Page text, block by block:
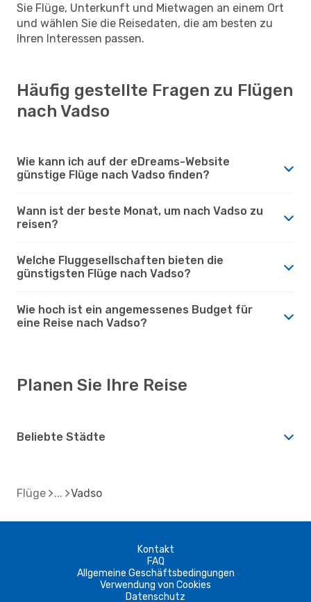
Sie Flüge, Unterkunft und Mietwagen an einem Ort
und wählen Sie die Reisedaten, die am besten zu
Ihren Interessen passen.
Häufig gestellte Fragen zu Flügen
nach Vadso
Wie kann ich auf der eDreams-Website
günstige Flüge nach Vadso finden?
Wann ist der beste Monat, um nach Vadso zu
reisen?
Welche Fluggesellschaften bieten die
günstigsten Flüge nach Vadso?
Wie hoch ist ein angemessenes Budget für
eine Reise nach Vadso?
Planen Sie Ihre Reise
Beliebte Städte
Flüge Vadso
Kontakt
FAQ
Allgemeine Geschäftsbedingungen
Verwendung von Cookies
Datenschutz